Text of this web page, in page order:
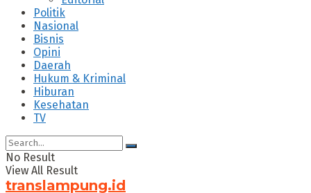
Politik
Nasional
Bisnis
Opini
Daerah
Hukum & Kriminal
Hiburan
Kesehatan
TV
No Result
View All Result
translampung.id